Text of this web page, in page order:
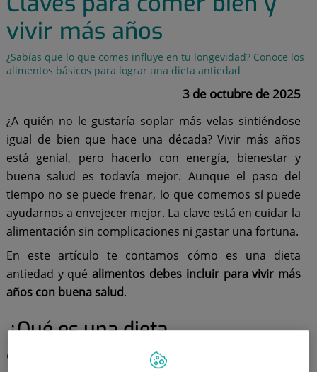
vivir más años
¿Sabías que lo que comes influye en tu longevidad? Conoce los
alimentos básicos para lograr una dieta antiedad
3 de octubre de 2025
¿A quién no le gustaría soplar más velas sintiéndose
igual de bien que hace una década? Vivir más años
está genial, pero hacerlo con energía, bienestar y
buena salud es todavía mejor. Aunque el paso del
tiempo no se puede frenar, lo que comemos sí puede
ayudarnos a envejecer mejor. La clave está en cuidar la
alimentación sin complicaciones ni gastar una fortuna.
En este artículo te contamos cómo es una dieta
antiedad y quéalimentos debes incluir para vivir más
años con buena salud.
¿Qué es una dieta
antienvejecimiento?